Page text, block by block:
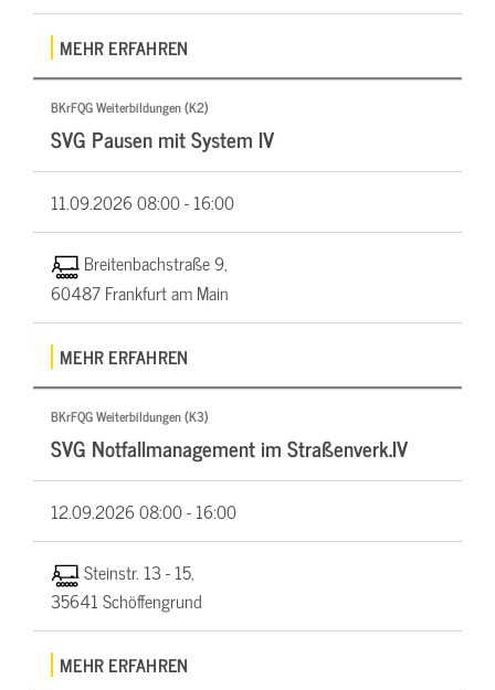
MEHR ERFAHREN
BKrFQG Weiterbildungen (K2)
SVG Pausen mit System IV
11.09.202608:00 - 16:00
Breitenbachstraße 9,
60487 Frankfurt am Main
MEHR ERFAHREN
BKrFQG Weiterbildungen (K3)
SVG Notfallmanagement im Straßenverk.IV
12.09.202608:00 - 16:00
Steinstr. 13 - 15,
35641 Schöffengrund
MEHR ERFAHREN